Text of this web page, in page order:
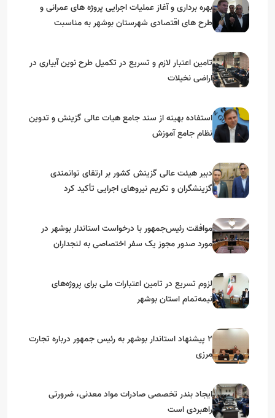
بهره برداری و آغاز عملیات اجرایی پروژه های عمرانی و
طرح های اقتصادی شهرستان بوشهر به مناسبت
تامین اعتبار لازم و تسریع در تکمیل طرح نوین آبیاری در
اراضی نخیلات
استفاده بهینه از سند جامع هیات عالی گزینش و‌ تدوین
نظام جامع آموزش
دبیر هیئت عالی گزینش کشور بر ارتقای توانمندی
گزینشگران و تکریم نیروهای اجرایی تأکید کرد
موافقت رئیس‌جمهور با درخواست استاندار بوشهر در
مورد صدور مجوز یک سفر اختصاصی به لنجداران
لزوم تسریع در تامین اعتبارات ملی برای پروژه‌های
نیمه‌تمام استان بوشهر
۲ پیشنهاد استاندار بوشهر به رئیس جمهور درباره تجارت
مرزی
ایجاد بندر تخصصی صادرات مواد معدنی، ضرورتی
راهبردی است